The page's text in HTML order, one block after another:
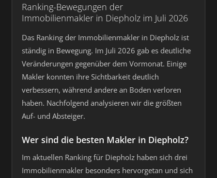
Ranking-Bewegungen der
Immobilienmakler in Diepholz im Juli 2026
Das Ranking der Immobilienmakler in Diepholz ist
ständig in Bewegung. Im Juli 2026 gab es deutliche
Veränderungen gegenüber dem Vormonat. Einige
Makler konnten ihre Sichtbarkeit deutlich
verbessern, während andere an Boden verloren
haben. Nachfolgend analysieren wir die größten
Auf- und Absteiger.
Wer sind die besten Makler in Diepholz?
Im aktuellen Ranking für Diepholz haben sich drei
Immobilienmakler besonders hervorgetan und sich